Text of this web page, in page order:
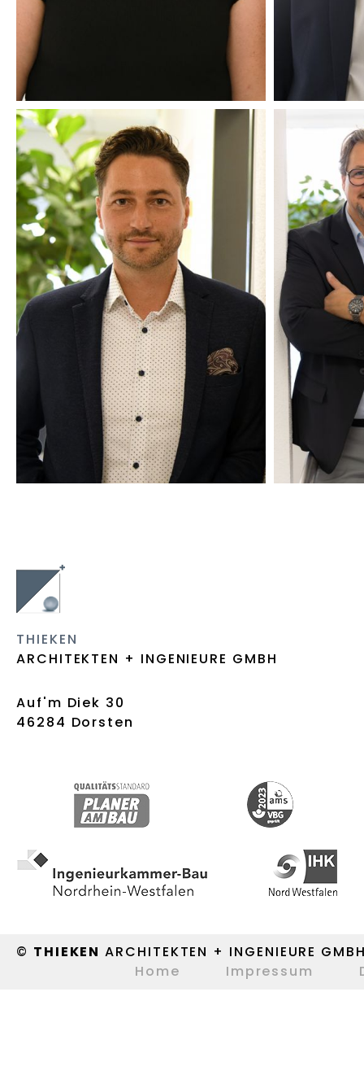
M.SC. ARCHITEKT AKNW
TOBIAS GÖBEL
GESCHÄFTSFÜHRENDER
GESELLSCHAFTER
DIPL.-
THIEKEN
ARCHITEKTEN + INGENIEURE GMBH
Auf'm Diek 30
46284 Dorsten
© THIEKEN ARCHITEKTEN + INGENIEURE
Home
Impressum